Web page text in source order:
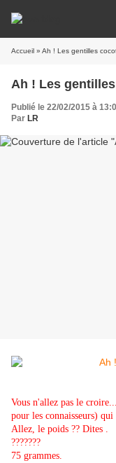
Accueil » Ah ! Les gentilles
Ah ! Les
Publié le 22/02/2015 à
Par LR
Vous n'allez pas le
pour les connaisseurs)
Allez, le poids ?? Dites .
???????
75 grammes.